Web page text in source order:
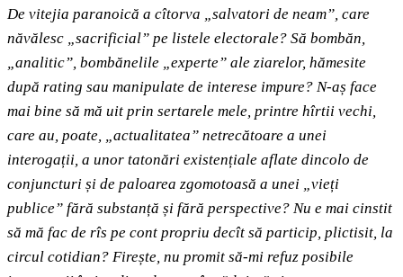
De vitejia paranoică a cîtorva „salvatori de neam”, care
năvălesc „sacrificial” pe listele electorale? Să bombăn,
„analitic”, bombănelile „experte” ale ziarelor, hămesite
după rating sau manipulate de interese impure? N-aș face
mai bine să mă uit prin sertarele mele, printre hîrtii vechi,
care au, poate, „actualitatea” netrecătoare a unei
interogații, a unor tatonări existențiale aflate dincolo de
conjuncturi și de paloarea zgomotoasă a unei „vieți
publice” fără substanță și fără perspective? Nu e mai cinstit
să mă fac de rîs pe cont propriu decît să particip, plictisit, la
circul cotidian? Firește, nu promit să-mi refuz posibile